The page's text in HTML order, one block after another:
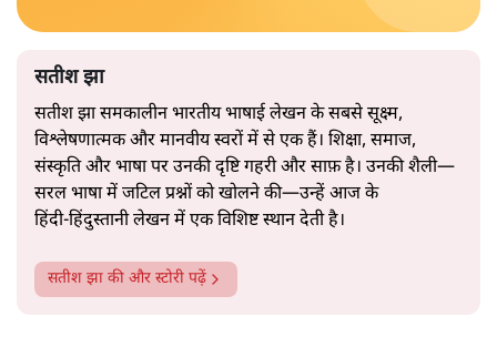
सतीश झा
सतीश झा समकालीन भारतीय भाषाई लेखन के सबसे सूक्ष्म,
विश्लेषणात्मक और मानवीय स्वरों में से एक हैं। शिक्षा, समाज,
संस्कृति और भाषा पर उनकी दृष्टि गहरी और साफ़ है। उनकी शैली—
सरल भाषा में जटिल प्रश्नों को खोलने की—उन्हें आज के
हिंदी‑हिंदुस्तानी लेखन में एक विशिष्ट स्थान देती है।
सतीश झा की और स्टोरी पढ़ें